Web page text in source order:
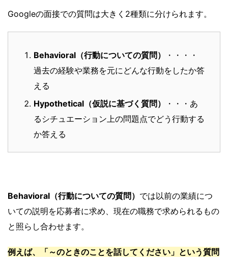
Googleの面接での質問は大きく2種類に分けられます。
Behavioral（行動についての質問）
・・・・
過去の経験や業務を元にどんな行動をしたか答
える
Hypothetical（仮説に基づく 質問）
・・・あ
るシチュエーション上の問題点でどう行動する
か答える
Behavioral（行動についての質問） では以前の業績につ
いての説明を応募者に求め、現在の職務で求められるもの
と照らし合わせます。
例えば、「～のときのことを話してください」という質問